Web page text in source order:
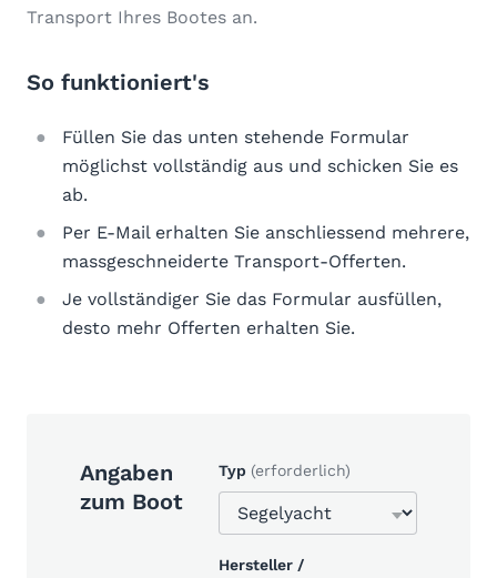
Transport Ihres Bootes an.
So funktioniert's
Füllen Sie das unten stehende Formular
möglichst vollständig aus und schicken Sie es
ab.
Per E-Mail erhalten Sie anschliessend mehrere,
massgeschneiderte Transport-Offerten.
Je vollständiger Sie das Formular ausfüllen,
desto mehr Offerten erhalten Sie.
Angaben
zum Boot
Typ (erforderlich)
Hersteller /